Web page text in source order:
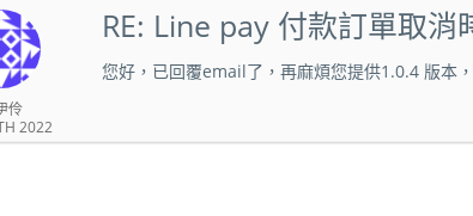
伶
2022
RE: Line pay 付款訂單取消
您好，已回覆email了，再麻煩您提供1.0.4 版本，